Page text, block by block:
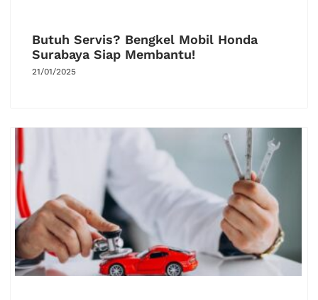
Butuh Servis? Bengkel Mobil Honda
Surabaya Siap Membantu!
21/01/2025